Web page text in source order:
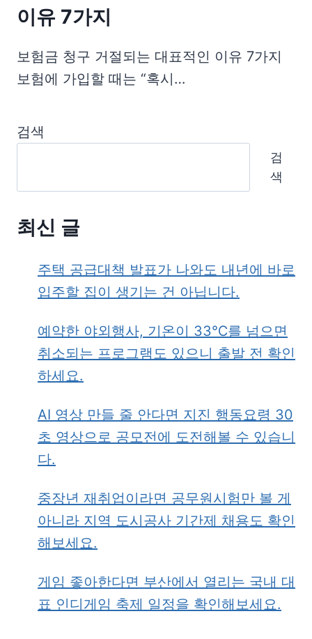
이유 7가지
보험금 청구 거절되는 대표적인 이유 7가지
보험에 가입할 때는 “혹시…
검색
검
색
최신 글
주택 공급대책 발표가 나와도 내년에 바로
입주할 집이 생기는 건 아닙니다.
예약한 야외행사, 기온이 33℃를 넘으면
취소되는 프로그램도 있으니 출발 전 확인
하세요.
AI 영상 만들 줄 안다면 지진 행동요령 30
초 영상으로 공모전에 도전해볼 수 있습니
다.
중장년 재취업이라면 공무원시험만 볼 게
아니라 지역 도시공사 기간제 채용도 확인
해보세요.
게임 좋아한다면 부산에서 열리는 국내 대
표 인디게임 축제 일정을 확인해보세요.